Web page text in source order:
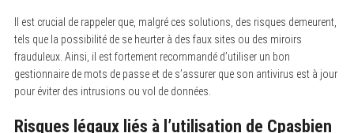
Il est crucial de rappeler que, malgré ces solutions, des risques demeurent,
tels que la possibilité de se heurter à des faux sites ou des miroirs
frauduleux. Ainsi, il est fortement recommandé d’utiliser un bon
gestionnaire de mots de passe et de s’assurer que son antivirus est à jour
pour éviter des intrusions ou vol de données.
Risques légaux liés à l’utilisation de Cpasbien